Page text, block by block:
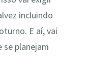
incluindo
E aí, vai
se planejam